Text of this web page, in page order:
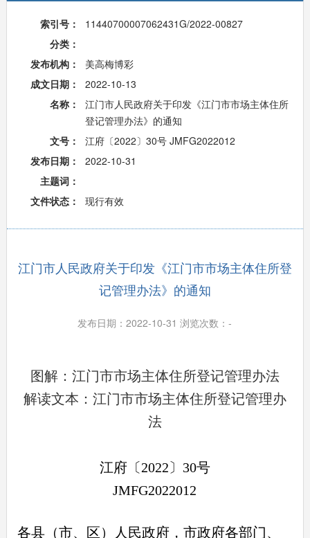
索引号：
11440700007062431G/2022-00827
分类：
发布机构：
美高梅博彩
成文日期：
2022-10-13
名称：
江门市人民政府关于印发《江门市市场主体住所
登记管理办法》的通知
文号：
江府〔2022〕30号 JMFG2022012
发布日期：
2022-10-31
主题词：
文件状态：
现行有效
江门市人民政府关于印发《江门市市场主体住所登
记管理办法》的通知
发布日期：2022-10-31 浏览次数：-
图解：江门市市场主体住所登记管理办法
解读文本：江门市市场主体住所登记管理办
法
江府〔2022〕30号
JMFG2022012
各县（市、区）人民政府，市政府各部门、